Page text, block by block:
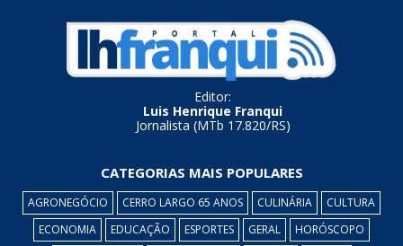
Editor:
Luis Henrique Franqui
Jornalista (MTb 17.820/RS)
CATEGORIAS MAIS POPULARES
AGRONEGÓCIO CERRO LARGO 65 ANOS CULINÁRIA
CULTURA
ECONOMIA
EDUCAÇÃO ESPORTES GERAL
HORÓSCOPO